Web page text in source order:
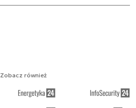
Zobacz również